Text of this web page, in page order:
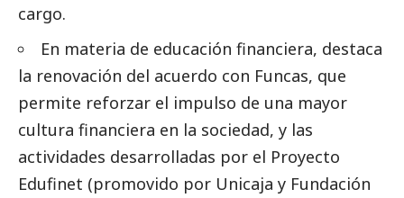
cargo.
En materia de educación financiera, destaca
la renovación del acuerdo con Funcas, que
permite reforzar el impulso de una mayor
cultura financiera en la sociedad, y las
actividades desarrolladas por el Proyecto
Edufinet (promovido por Unicaja y Fundación